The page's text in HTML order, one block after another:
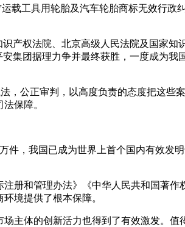
载工具用轮胎及汽车轮胎商标无效行政
产权法院、北京高级人民法院及国家知
集团据理力争并最终获胜，一度成为我
，公正审判，以高度负责的态度把这些
保障。
件，我国已成为世界上首个国内有效发
册和管理办法》《中华人民共和国著作
境提供了根本保障。
主体的创新活力也得到了有效激发。值